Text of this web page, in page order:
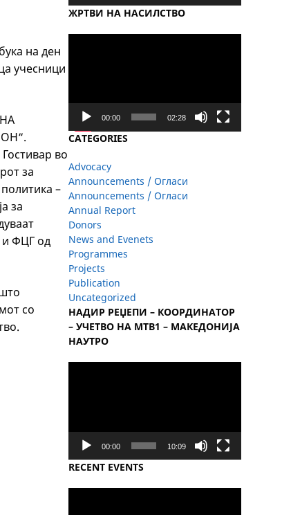
на ден
учесници
во
за
–
за
и ФЦГ од
со
ЖРТВИ НА НАСИЛСТВО
00:00 02:28
CATEGORIES
Advocacy
Announcements / Огласи
Announcements / Огласи
Annual Report
Donors
News and Evenets
Programmes
Projects
Publication
Uncategorized
НАДИР РЕЏЕПИ – КООРДИНАТОР
– УЧЕТВО НА МТВ1 – МАКЕДОНИЈА
НАУТРО
00:00 10:09
RECENT EVENTS